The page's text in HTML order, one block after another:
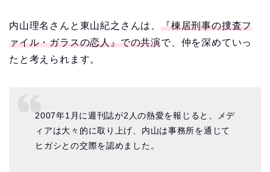
内山理名さんと東山紀之さんは、 『棟居刑事の捜査フ
ァイル・ガラスの恋人』での共演で、仲を深めていっ
たと考えられます。
2007年1月に週刊誌が2人の熱愛を報じると、メデ
ィアは大々的に取り上げ、内山は事務所を通じて
ヒガシとの交際を認めました。